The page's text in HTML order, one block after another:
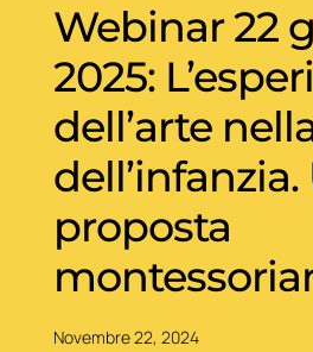
Webinar 22
2025:
dell’arte
dell’infanzia.
proposta
Novembre 22, 2024